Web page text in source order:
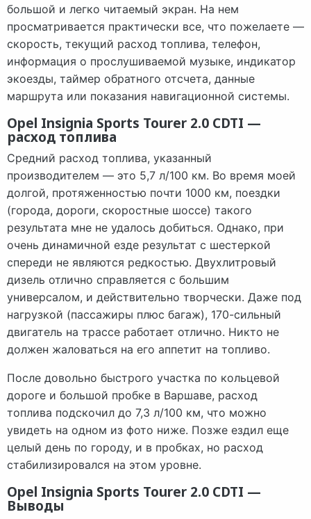
большой и легко читаемый экран. На нем
просматривается практически все, что пожелаете —
скорость, текущий расход топлива, телефон,
информация о прослушиваемой музыке, индикатор
экоезды, таймер обратного отсчета, данные
маршрута или показания навигационной системы.
Opel Insignia Sports Tourer 2.0 CDTI —
расход топлива
Средний расход топлива, указанный
производителем — это 5,7 л/100 км. Во время моей
долгой, протяженностью почти 1000 км, поездки
(города, дороги, скоростные шоссе) такого
результата мне не удалось добиться. Однако, при
очень динамичной езде результат с шестеркой
спереди не являются редкостью. Двухлитровый
дизель отлично справляется с большим
универсалом, и действительно творчески. Даже под
нагрузкой (пассажиры плюс багаж), 170-сильный
двигатель на трассе работает отлично. Никто не
должен жаловаться на его аппетит на топливо.
После довольно быстрого участка по кольцевой
дороге и большой пробке в Варшаве, расход
топлива подскочил до 7,3 л/100 км, что можно
увидеть на одном из фото ниже. Позже ездил еще
целый день по городу, и в пробках, но расход
стабилизировался на этом уровне.
Opel Insignia Sports Tourer 2.0 CDTI —
Выводы